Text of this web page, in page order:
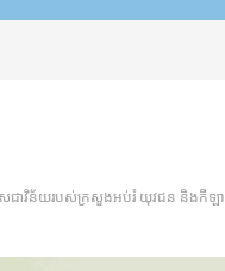
ោសជាវិន័យរបស់ក្រសួងអប់រំ យុវជន និងកីឡា